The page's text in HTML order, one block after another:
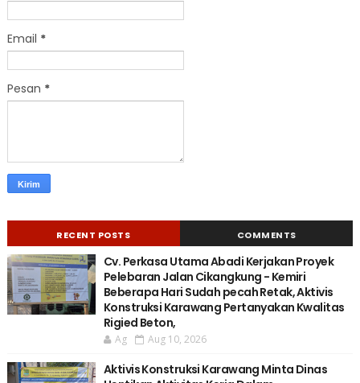
Email *
Pesan *
RECENT POSTS COMMENTS
Cv. Perkasa Utama Abadi Kerjakan Proyek
Pelebaran Jalan Cikangkung - Kemiri
Beberapa Hari Sudah pecah Retak, Aktivis
Konstruksi Karawang Pertanyakan Kwalitas
Rigied Beton,
Ag Aug 10, 2026
Aktivis Konstruksi Karawang Minta Dinas